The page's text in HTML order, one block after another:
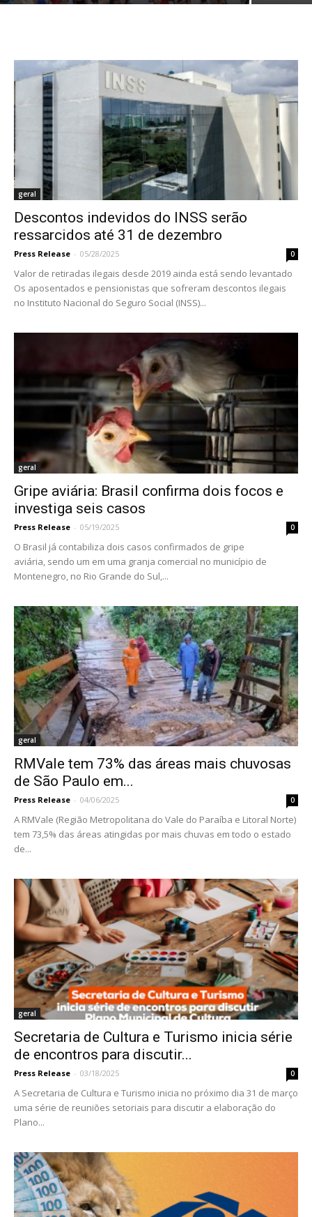
geral
Descontos indevidos do INSS serão
ressarcidos até 31 de dezembro
Press Release - 05/28/2025 0
Valor de retiradas ilegais desde 2019 ainda está sendo levantado
Os aposentados e pensionistas que sofreram descontos ilegais
no Instituto Nacional do Seguro Social (INSS)...
geral
Gripe aviária: Brasil confirma dois focos e
investiga seis casos
Press Release - 05/19/2025 0
O Brasil já contabiliza dois casos confirmados de gripe
aviária, sendo um em uma granja comercial no município de
Montenegro, no Rio Grande do Sul,...
geral
RMVale tem 73% das áreas mais chuvosas
de São Paulo em...
Press Release - 04/06/2025 0
A RMVale (Região Metropolitana do Vale do Paraíba e Litoral Norte)
tem 73,5% das áreas atingidas por mais chuvas em todo o estado
de...
geral
Secretaria de Cultura e Turismo inicia série
de encontros para discutir...
Press Release - 03/18/2025 0
A Secretaria de Cultura e Turismo inicia no próximo dia 31 de março
uma série de reuniões setoriais para discutir a elaboração do
Plano...